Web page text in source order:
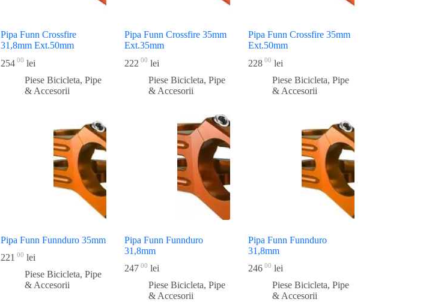
Pipa Funn Crossfire
31,8mm Ext.50mm
254 00 lei
Piese Bicicleta,Pipe
& Accesorii
Pipa Funn Crossfire 35mm
Ext.35mm
222 00 lei
Piese Bicicleta,Pipe
& Accesorii
Pipa Funn Crossfire 35mm
Ext.50mm
228 00 lei
Piese Bicicleta,Pipe
& Accesorii
Pipa Funn Funnduro 35mm
221 00 lei
Piese Bicicleta,Pipe
& Accesorii
Pipa Funn Funnduro
31,8mm
247 00 lei
Piese Bicicleta,Pipe
& Accesorii
Pipa Funn Funnduro
31,8mm
246 00 lei
Piese Bicicleta,Pipe
& Accesorii